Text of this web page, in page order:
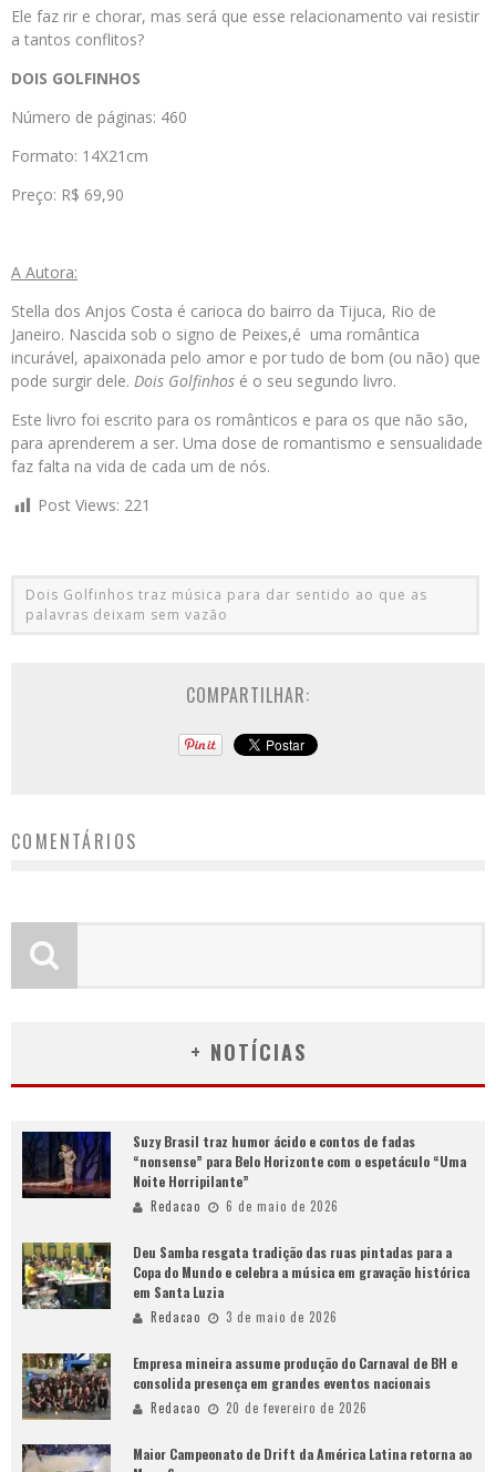
Ele faz rir e chorar, mas será que esse relacionamento vai resistir
a tantos conflitos?
DOIS GOLFINHOS
Número de páginas: 460
Formato: 14X21cm
Preço: R$ 69,90
A Autora:
Stella dos Anjos Costa é carioca do bairro da Tijuca, Rio de
Janeiro. Nascida sob o signo de Peixes,é uma romântica
incurável, apaixonada pelo amor e por tudo de bom (ou não) que
pode surgir dele. Dois Golfinhos é o seu segundo livro.
Este livro foi escrito para os românticos e para os que não são,
para aprenderem a ser. Uma dose de romantismo e sensualidade
faz falta na vida de cada um de nós.
Post Views: 221
Dois Golfinhos traz música para dar sentido ao que as
palavras deixam sem vazão
COMPARTILHAR:
COMENTÁRIOS
+ NOTÍCIAS
Suzy Brasil traz humor ácido e contos de fadas
“nonsense” para Belo Horizonte com o espetáculo “Uma
Noite Horripilante”
Redacao 6 de maio de 2026
Deu Samba resgata tradição das ruas pintadas para a
Copa do Mundo e celebra a música em gravação histórica
em Santa Luzia
Redacao 3 de maio de 2026
Empresa mineira assume produção do Carnaval de BH e
consolida presença em grandes eventos nacionais
Redacao 20 de fevereiro de 2026
Maior Campeonato de Drift da América Latina retorna ao